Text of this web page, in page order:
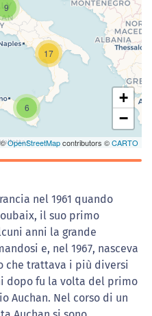
carta in corso...
6
9
17
+
−
OpenStreetMapcontributors ©CARTO
nel 1961 quando
il suo primo
anni la grande
e, nel 1967, nasceva
che trattava i più diversi
dopo fu la volta del primo
Auchan. Nel corso di un